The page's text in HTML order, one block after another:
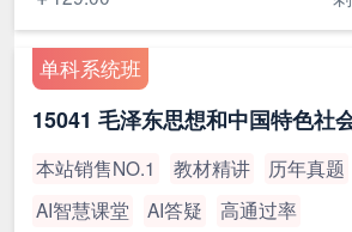
单科系统班
本站销售NO.1 教材精讲 历年真题
AI智慧课堂
AI答疑 高通过率